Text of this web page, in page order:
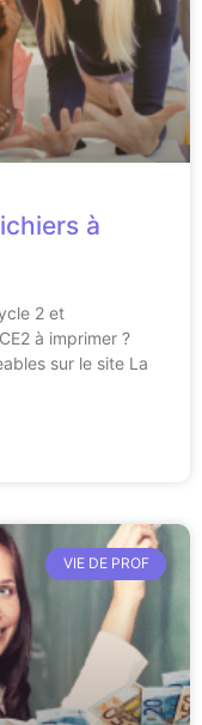
à
2 et
à imprimer ?
sur le site La
VIE DE PROF